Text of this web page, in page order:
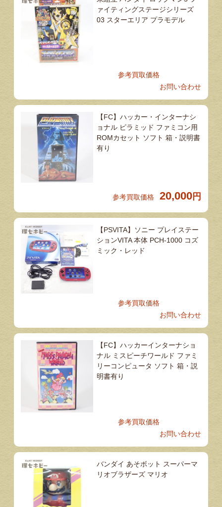
ァイティングステージシリーズ
03 スターエリア プラモデル
参考買取価格
お問い合わせ
【FC】ハッカー・インターナシ
ョナル ピラミッド ファミコン用
ROMカセット ソフト 箱・説明書
有り
参考買取価格 20,000 円
【PSVITA】ソニー プレイステー
ションVITA 本体 PCH-1000 コズ
ミック・レッド
参考買取価格
お問い合わせ
【FC】ハッカーインターナショ
ナル ミスピーチワールド ファミ
リーコンピュータ ソフト 箱・説
明書有り
参考買取価格
お問い合わせ
バンダイ あそボット スーパーマ
リオブラザーズ マリオ